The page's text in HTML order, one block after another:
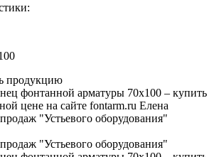
продукцию
"Устьевого оборудования"